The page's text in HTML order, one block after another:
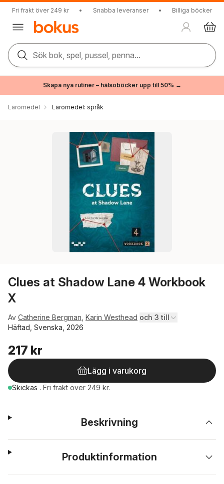
Fri frakt över 249 kr • Snabba leveranser • Billiga böcker
Sök bok, spel, pussel, penna...
Skapa nya rutiner – hälsoböcker upp till 50% →
Läromedel Läromedel: språk
Clues at Shadow Lane 4 Workbook
X
Av Catherine Bergman Karin Westhead och 3 till
Häftad, Svenska, 2026
217 kr
Lägg i varukorg
Skickas . Fri frakt över 249 kr.
Beskrivning
Produktinformation